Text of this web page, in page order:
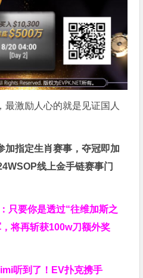
最激励人心的就是见证国人
加指定生肖赛事，夺冠即加
线上金手链赛事门
只要你是透过“往维加斯之
将再斩获100w刀额外奖
听到了！EV扑克携手